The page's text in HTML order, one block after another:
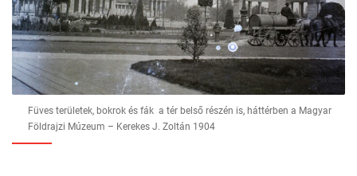
Füves területek, bokrok és fák a tér belső részén is, háttérben a Magyar
Földrajzi Múzeum – Kerekes J. Zoltán 1904